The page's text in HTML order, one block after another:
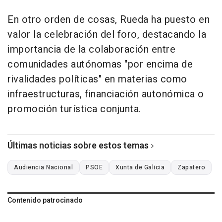
En otro orden de cosas, Rueda ha puesto en
valor la celebración del foro, destacando la
importancia de la colaboración entre
comunidades autónomas "por encima de
rivalidades políticas" en materias como
infraestructuras, financiación autonómica o
promoción turística conjunta.
Últimas noticias sobre estos temas
Audiencia Nacional PSOE Xunta de Galicia Zapatero
Contenido patrocinado